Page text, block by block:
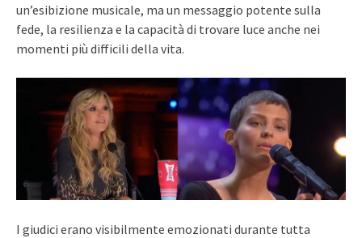
un’esibizione musicale, ma un messaggio potente sulla
fede, la resilienza e la capacità di trovare luce anche nei
momenti più difficili della vita.
I giudici erano visibilmente emozionati durante tutta